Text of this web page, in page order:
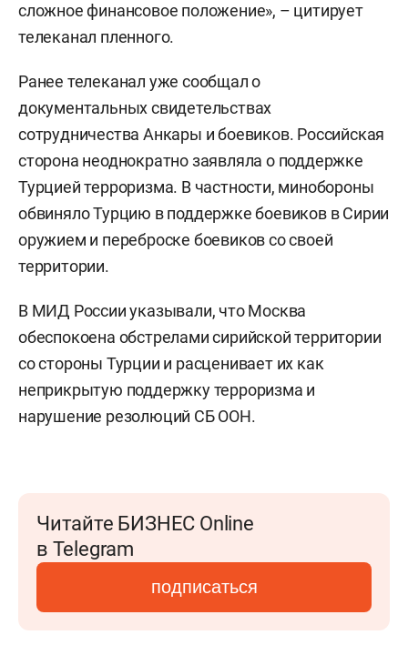
сложное финансовое положение», – цитирует
телеканал пленного.
Ранее телеканал уже сообщал о
документальных свидетельствах
сотрудничества Анкары и боевиков. Российская
сторона неоднократно заявляла о поддержке
Турцией терроризма. В частности, минобороны
обвиняло Турцию в поддержке боевиков в Сирии
оружием и переброске боевиков со своей
территории.
В МИД России указывали, что Москва
обеспокоена обстрелами сирийской территории
со стороны Турции и расценивает их как
неприкрытую поддержку терроризма и
нарушение резолюций СБ ООН.
Читайте БИЗНЕС Online
в Telegram
подписаться